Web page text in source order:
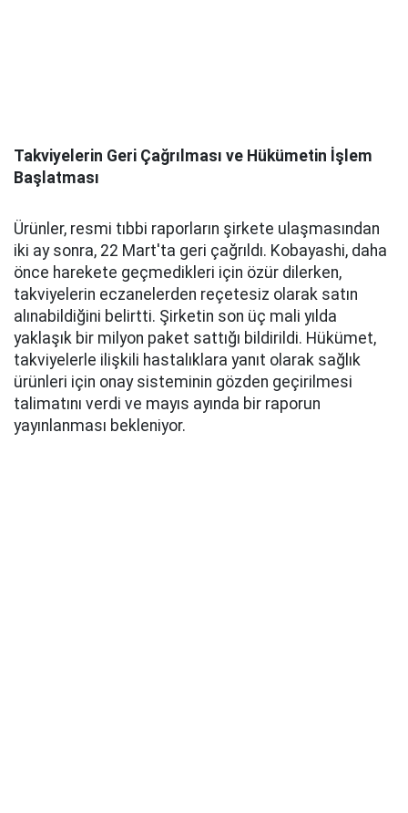
Takviyelerin Geri Çağrılması ve Hükümetin İşlem
Başlatması
Ürünler, resmi tıbbi raporların şirkete ulaşmasından
iki ay sonra, 22 Mart'ta geri çağrıldı. Kobayashi, daha
önce harekete geçmedikleri için özür dilerken,
takviyelerin eczanelerden reçetesiz olarak satın
alınabildiğini belirtti. Şirketin son üç mali yılda
yaklaşık bir milyon paket sattığı bildirildi. Hükümet,
takviyelerle ilişkili hastalıklara yanıt olarak sağlık
ürünleri için onay sisteminin gözden geçirilmesi
talimatını verdi ve mayıs ayında bir raporun
yayınlanması bekleniyor.